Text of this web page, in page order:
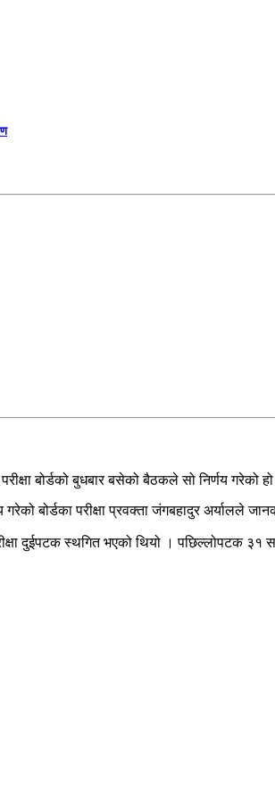
बोर्डको बुधबार बसेको बैठकले सो निर्णय गरेको
बोर्डका परीक्षा प्रवक्ता जंगबहादुर
दुईपटक स्थगित भएको थियो । पछिल्लोपटक ३१